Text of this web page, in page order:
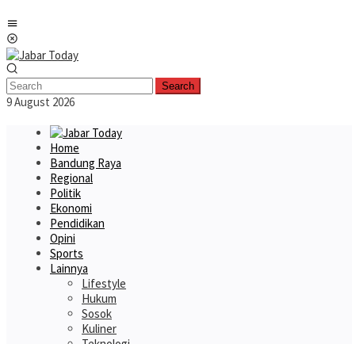
to
content
Search
9 August 2026
Home
Bandung Raya
Regional
Politik
Ekonomi
Pendidikan
Opini
Sports
Lainnya
Lifestyle
Hukum
Sosok
Kuliner